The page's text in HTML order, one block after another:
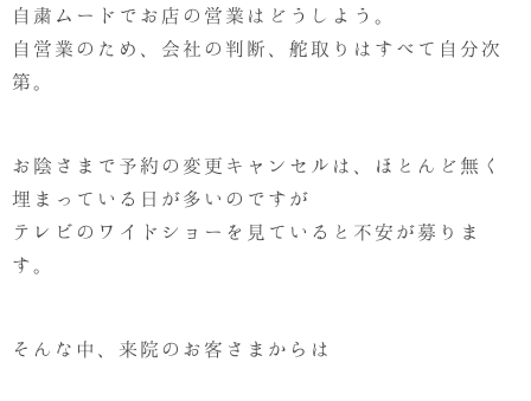
自粛ムードでお店の営業はどうしよう。
自営業のため、会社の判断、舵取りはすべて自分次
第。
お陰さまで予約の変更キャンセルは、ほとんど無く
埋まっている日が多いのですが
テレビのワイドショーを見ていると不安が募りま
す。
そんな中、来院のお客さまからは